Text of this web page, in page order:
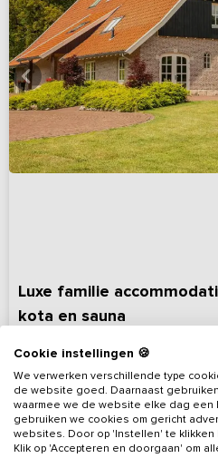
Luxe familie
kota en sauna
10 - 45 16 16
Cookie instellingen 🍪
We verwerken verschillende type
de website goed. Daarnaast
waarmee we de website elke dag
gebruiken we cookies om gericht
websites. Door op 'Instellen' te klikken
Klik op 'Accepteren en doorgaan' om